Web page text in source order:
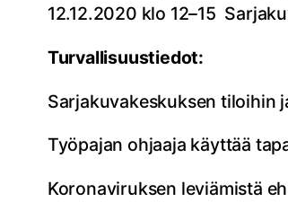
12.12.2020 klo 12–15
Turvallisuustiedot:
Sarjakuvakeskuksen tiloihin
Työpajan ohjaaja käyttää
Koronaviruksen leviämistä